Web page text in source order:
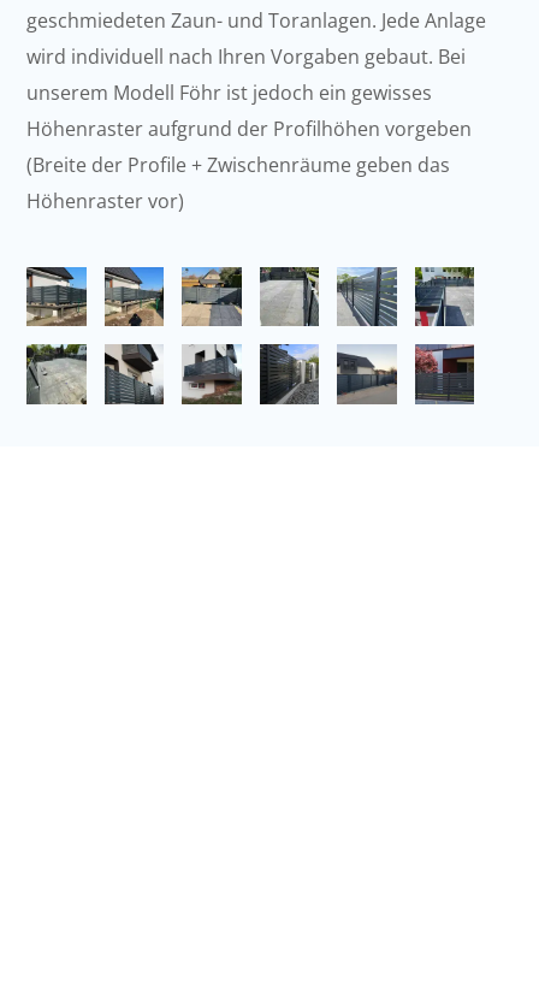
geschmiedeten Zaun- und Toranlagen. Jede Anlage
wird individuell nach Ihren Vorgaben gebaut. Bei
unserem Modell Föhr ist jedoch ein gewisses
Höhenraster aufgrund der Profilhöhen vorgeben
(Breite der Profile + Zwischenräume geben das
Höhenraster vor)